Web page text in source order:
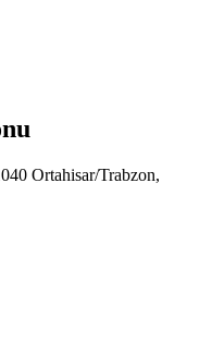
Ortahisar/Trabzon,